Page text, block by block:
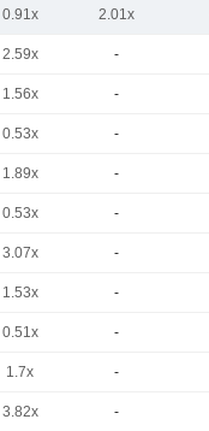
0.91x 2.01x
2.59x -
1.56x -
0.53x -
1.89x -
0.53x -
3.07x -
1.53x -
0.51x -
1.7x -
3.82x -